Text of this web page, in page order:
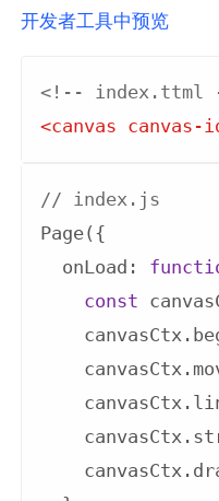
开发者工具中预览
<!-- index.ttml
<canvas canvas-
// index.js
Page({
onLoad :
const